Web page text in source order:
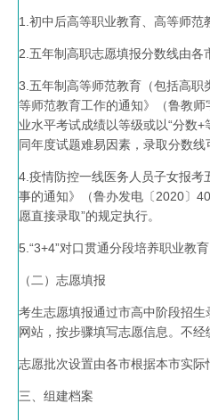
1.初中后高等职业教育、高等师
2.五年制高职志愿填报分数线由
3.五年制高等师范教育（包括高
等师范教育工作的通知》（鲁教
业水平考试成绩以等级或以“分数
同年度试题难易因素，录取分数
4.疫情防控一线医务人员子女报
事的通知》（鲁办发电〔2020〕
愿直接录取”的规定执行。
5.“3+4”对口贯通分段培养职业教
（二）志愿填报
考生志愿填报通过市高中阶段招
网站，按步骤填写志愿信息。不
志愿批次设置由各市根据本市实
三、组建档案